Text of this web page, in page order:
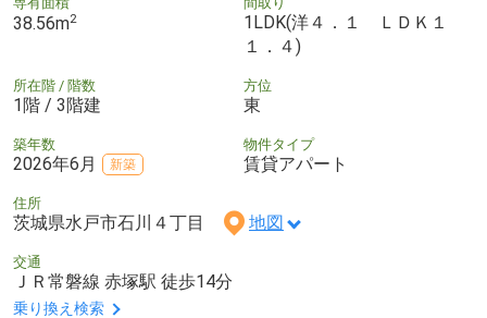
38.56m2
1LDK(洋４．１ ＬＤＫ１
１．４)
所在階 / 階数
1階 / 3階建
方位
東
築年数
2026年6月 新築
物件タイプ
賃貸アパート
住所
茨城県水戸市石川４丁目 地図
交通
ＪＲ常磐線 赤塚駅 徒歩14分
乗り換え検索